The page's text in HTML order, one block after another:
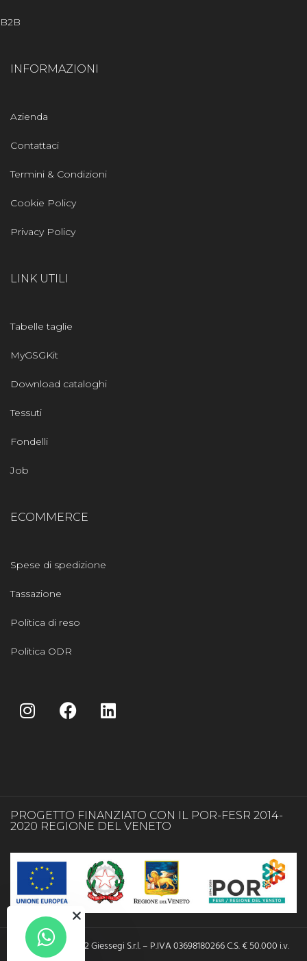
B2B
INFORMAZIONI
Azienda
Contattaci
Termini & Condizioni
Cookie Policy
Privacy Policy
LINK UTILI
Tabelle taglie
MyGSGKit
Download cataloghi
Tessuti
Fondelli
Job
ECOMMERCE
Spese di spedizione
Tassazione
Politica di reso
Politica ODR
PROGETTO FINANZIATO CON IL POR-FESR 2014-
2020 REGIONE DEL VENETO
Copyright © 2022 Giessegi S.r.l. – P.IVA 03698180266 C.S. € 50.000 i.v.